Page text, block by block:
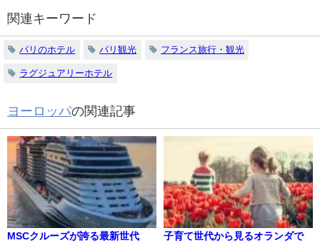
関連キーワード
パリのホテル パリ観光 フランス旅行・観光
ラグジュアリーホテル
ヨーロッパの関連記事
MSCクルーズが誇る最新世代
子育て世代から見るオランダで